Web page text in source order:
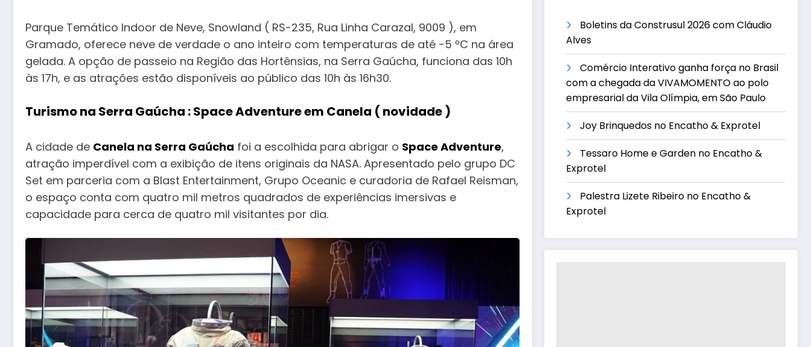
Parque Temático Indoor de Neve, Snowland ( RS-235, Rua Linha Carazal, 9009 ), em
Gramado, oferece neve de verdade o ano inteiro com temperaturas de até -5 ºC na área
gelada. A opção de passeio na Região das Hortênsias, na Serra Gaúcha, funciona das 10h
às 17h, e as atrações estão disponíveis ao público das 10h às 16h30.
Turismo na Serra Gaúcha : Space Adventure em Canela ( novidade )
A cidade de Canela na Serra Gaúcha foi a escolhida para abrigar o Space Adventure,
atração imperdível com a exibição de itens originais da NASA. Apresentado pelo grupo DC
Set em parceria com a Blast Entertainment, Grupo Oceanic e curadoria de Rafael Reisman,
o espaço conta com quatro mil metros quadrados de experiências imersivas e
capacidade para cerca de quatro mil visitantes por dia.
Boletins da Construsul 2026 com Cláudio
Alves
Comércio Interativo ganha força no Brasil
com a chegada da VIVAMOMENTO ao polo
empresarial da Vila Olímpia, em São Paulo
Joy Brinquedos no Encatho & Exprotel
Tessaro Home e Garden no Encatho &
Exprotel
Palestra Lizete Ribeiro no Encatho &
Exprotel